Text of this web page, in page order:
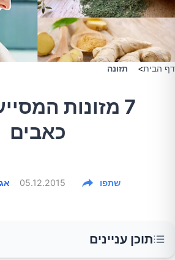
דף הבית> תזונה
7 מזונות
כאבים
05.12.2015 שתפו
תוכן עניינים